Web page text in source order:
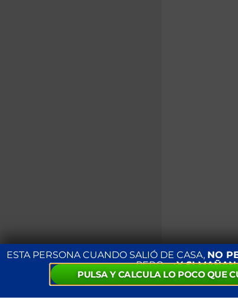
ESTA PERSONA CUANDO SALIÓ DE CASA, NO
PERO…¿Y SI
PULSA Y CALCULA LO POCO QUE